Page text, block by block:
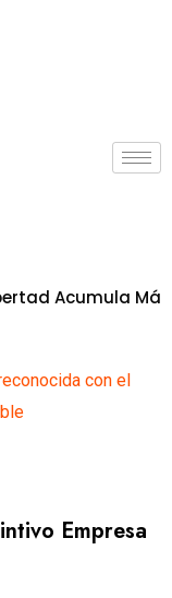
De S/
con el
Empresa